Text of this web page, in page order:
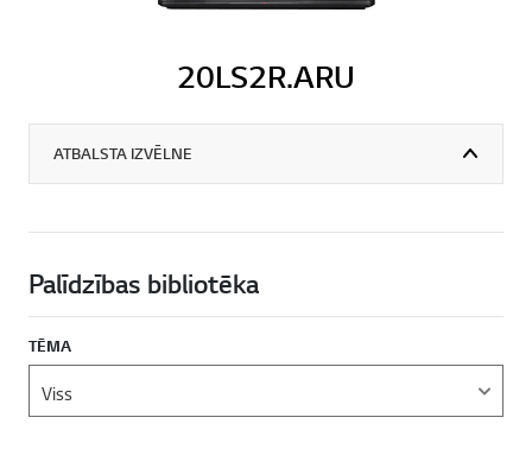
20LS2R.ARU
ATBALSTA IZVĒLNE
Palīdzības bibliotēka
TĒMA